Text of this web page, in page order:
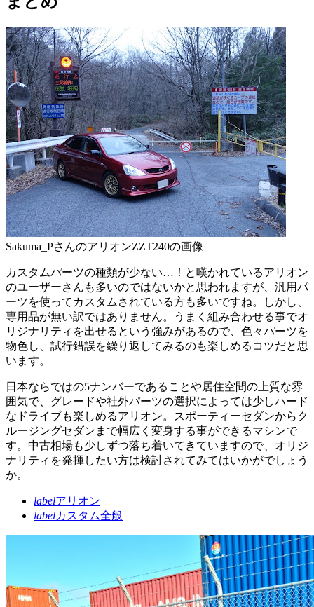
Sakuma_PさんのアリオンZZT240の画像
カスタムパーツの種類が少ない…！と嘆かれているアリオン
のユーザーさんも多いのではないかと思われますが、汎用パ
ーツを使ってカスタムされている方も多いですね。しかし、
専用品が無い訳ではありません。うまく組み合わせる事でオ
リジナリティを出せるという強みがあるので、色々パーツを
物色し、試行錯誤を繰り返してみるのも楽しめるコツだと思
います。
日本ならではの5ナンバーであることや居住空間の上質な雰
囲気で、グレードや社外パーツの選択によっては少しハード
なドライブも楽しめるアリオン。スポーティーセダンからク
ルージングセダンまで幅広く変身する事ができるマシンで
す。中古相場も少しずつ落ち着いてきていますので、オリジ
ナリティを発揮したい方は検討されてみてはいかがでしょう
か。
labelアリオン
labelカスタム全般